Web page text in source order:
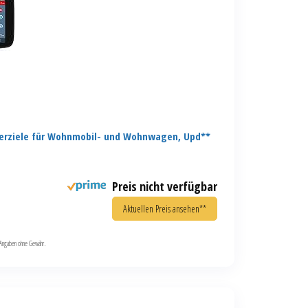
für Wohnmobil- und Wohnwagen, Upd**
Preis nicht verfügbar
Aktuellen Preis ansehen**
ohne Gewähr.